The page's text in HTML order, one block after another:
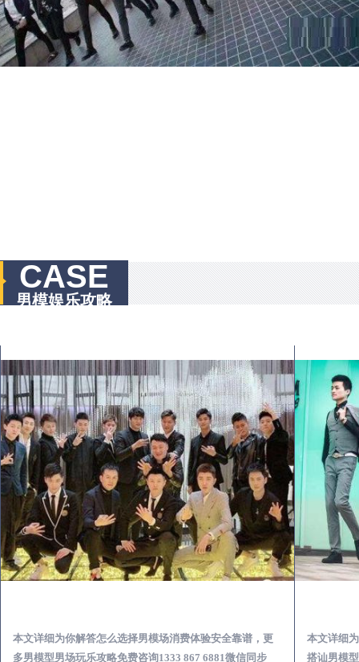
CASE
男模娱乐攻略
本文详细为你解答怎么选择男模场消费体验安全靠谱，更
多男模型男场玩乐攻略免费咨询1333 867 6881微信同步
本文详细
搭讪男模